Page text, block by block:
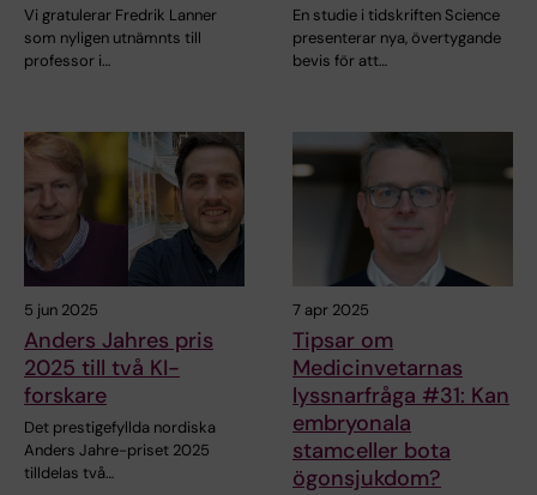
Vi gratulerar Fredrik Lanner
som nyligen utnämnts till
professor i…
En studie i tidskriften Science
presenterar nya, övertygande
bevis för att…
5 jun 2025
Anders Jahres pris
2025 till två KI-
forskare
Det prestigefyllda nordiska
Anders Jahre-priset 2025
tilldelas två…
7 apr 2025
Tipsar om
Medicinvetarnas
lyssnarfråga #31: Kan
embryonala
stamceller bota
ögonsjukdom?